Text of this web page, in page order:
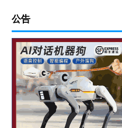
公告